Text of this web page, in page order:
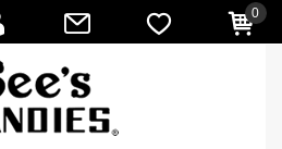
0
會員登入
會員註冊